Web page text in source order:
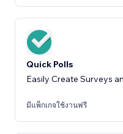
Quick Polls
Easily Create Surveys
มีแพ็กเกจใช้งานฟรี